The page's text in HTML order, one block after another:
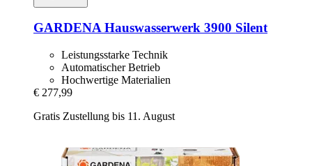
GARDENAHauswasserwerk 3900 Silent
Leistungsstarke Technik
Automatischer Betrieb
Hochwertige Materialien
€ 277,99
Gratis Zustellung bis 11. August